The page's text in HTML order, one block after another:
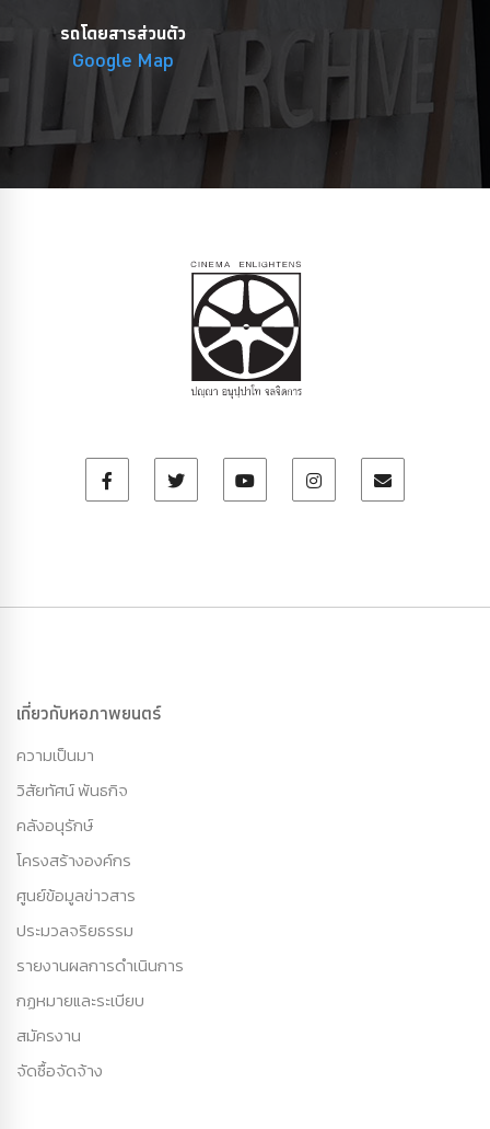
รถโดยสารส่วนตัว
Google Map
เกี่ยวกับหอภาพยนตร์
ความเป็นมา
วิสัยทัศน์ พันธกิจ
คลังอนุรักษ์
โครงสร้างองค์กร
ศูนย์ข้อมูลข่าวสาร
ประมวลจริยธรรม
รายงานผลการดำเนินการ
กฏหมายและระเบียบ
สมัครงาน
จัดซื้อจัดจ้าง